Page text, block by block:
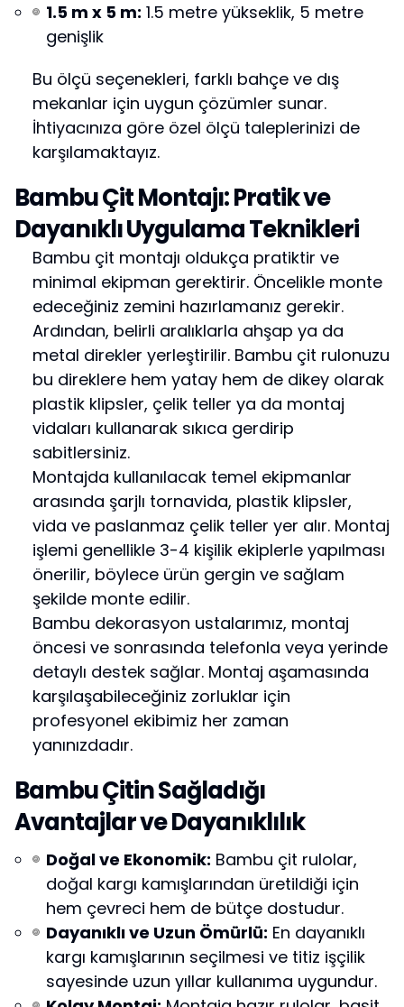
1.5 m x 5 m: 1.5 metre yükseklik, 5 metre
genişlik
Bu ölçü seçenekleri, farklı bahçe ve dış
mekanlar için uygun çözümler sunar.
İhtiyacınıza göre özel ölçü taleplerinizi de
karşılamaktayız.
Bambu Çit Montajı: Pratik ve
Dayanıklı Uygulama Teknikleri
Bambu çit montajı oldukça pratiktir ve
minimal ekipman gerektirir. Öncelikle monte
edeceğiniz zemini hazırlamanız gerekir.
Ardından, belirli aralıklarla ahşap ya da
metal direkler yerleştirilir. Bambu çit rulonuzu
bu direklere hem yatay hem de dikey olarak
plastik klipsler, çelik teller ya da montaj
vidaları kullanarak sıkıca gerdirip
sabitlersiniz.
Montajda kullanılacak temel ekipmanlar
arasında şarjlı tornavida, plastik klipsler,
vida ve paslanmaz çelik teller yer alır. Montaj
işlemi genellikle 3-4 kişilik ekiplerle yapılması
önerilir, böylece ürün gergin ve sağlam
şekilde monte edilir.
Bambu dekorasyon ustalarımız, montaj
öncesi ve sonrasında telefonla veya yerinde
detaylı destek sağlar. Montaj aşamasında
karşılaşabileceğiniz zorluklar için
profesyonel ekibimiz her zaman
yanınızdadır.
Bambu Çitin Sağladığı
Avantajlar ve Dayanıklılık
Doğal ve Ekonomik: Bambu çit rulolar,
doğal kargı kamışlarından üretildiği için
hem çevreci hem de bütçe dostudur.
Dayanıklı ve Uzun Ömürlü: En dayanıklı
kargı kamışlarının seçilmesi ve titiz işçilik
sayesinde uzun yıllar kullanıma uygundur.